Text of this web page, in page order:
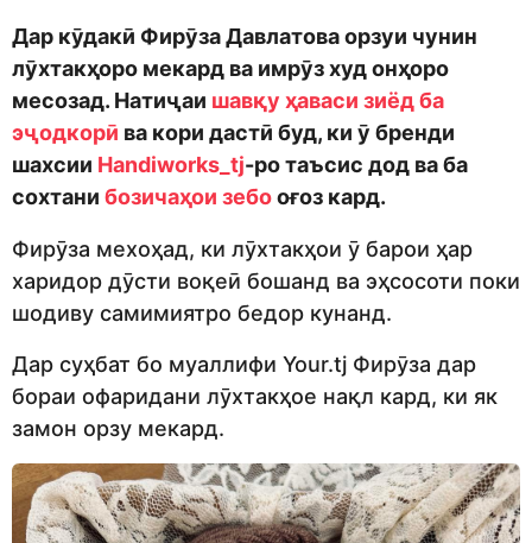
o
n
a
o
Дар кӯдакӣ Фирӯза Давлатова орзуи чунин
лӯхтакҳоро мекард ва имрӯз худ онҳоро
месозад. Натиҷаи шавқу ҳаваси зиёд ба
эҷодкорӣ ва кори дастӣ буд, ки ӯ бренди
шахсии Handiworks_tj-ро таъсис дод ва ба
сохтани бозичаҳои зебооғоз кард.
Фирӯза мехоҳад, ки лӯхтакҳои ӯ барои ҳар
харидор дӯсти воқеӣ бошанд ва эҳсосоти поки
шодиву самимиятро бедор кунанд.
Дар суҳбат бо муаллифи Your.tj Фирӯза дар
бораи офаридани лӯхтакҳое нақл кард, ки як
замон орзу мекард.